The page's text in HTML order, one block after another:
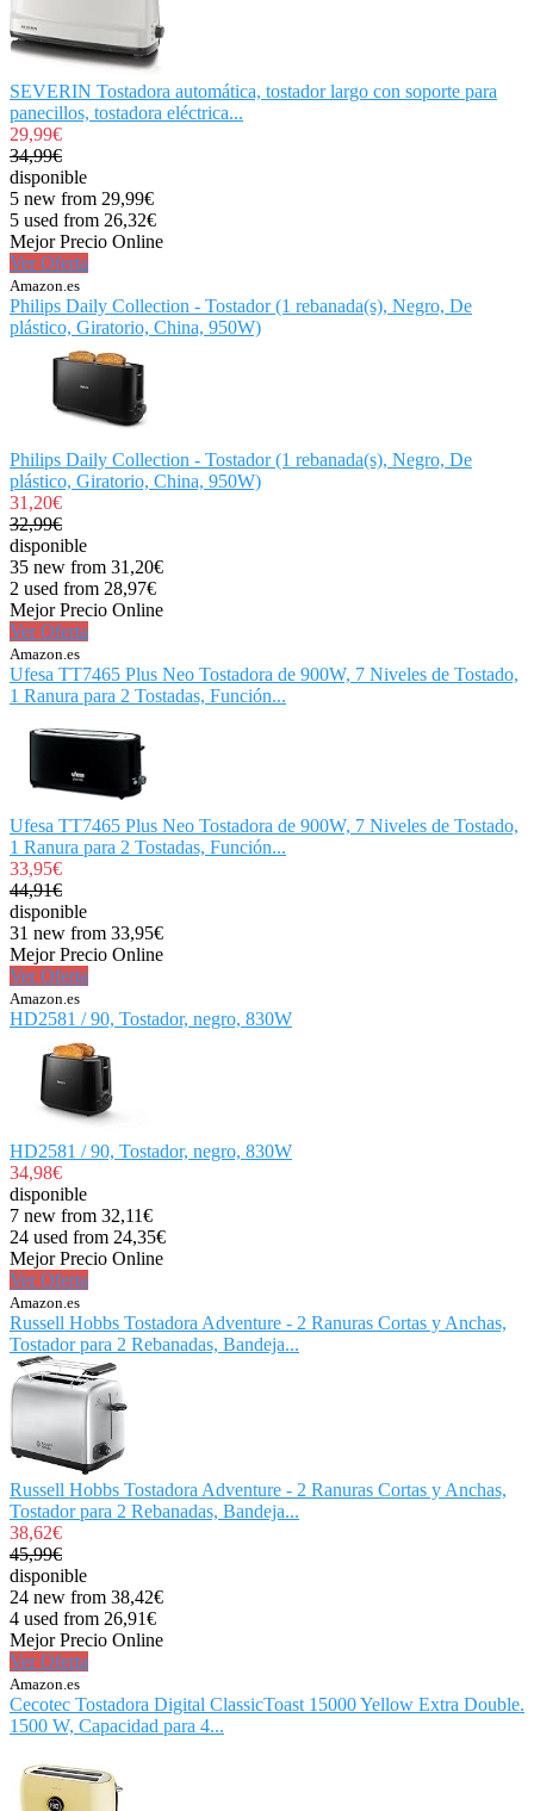
SEVERIN Tostadora automática, tostador largo con soporte para
panecillos, tostadora eléctrica...
29,99€
34,99€
disponible
5 new from 29,99€
5 used from 26,32€
Mejor Precio Online
Ver Oferta
Amazon.es
Philips Daily Collection - Tostador (1 rebanada(s), Negro, De
plástico, Giratorio, China, 950W)
Philips Daily Collection - Tostador (1 rebanada(s), Negro, De
plástico, Giratorio, China, 950W)
31,20€
32,99€
disponible
35 new from 31,20€
2 used from 28,97€
Mejor Precio Online
Ver Oferta
Amazon.es
Ufesa TT7465 Plus Neo Tostadora de 900W, 7 Niveles de Tostado,
1 Ranura para 2 Tostadas, Función...
Ufesa TT7465 Plus Neo Tostadora de 900W, 7 Niveles de Tostado,
1 Ranura para 2 Tostadas, Función...
33,95€
44,91€
disponible
31 new from 33,95€
Mejor Precio Online
Ver Oferta
Amazon.es
HD2581 / 90, Tostador, negro, 830W
HD2581 / 90, Tostador, negro, 830W
34,98€
disponible
7 new from 32,11€
24 used from 24,35€
Mejor Precio Online
Ver Oferta
Amazon.es
Russell Hobbs Tostadora Adventure - 2 Ranuras Cortas y Anchas,
Tostador para 2 Rebanadas, Bandeja...
Russell Hobbs Tostadora Adventure - 2 Ranuras Cortas y Anchas,
Tostador para 2 Rebanadas, Bandeja...
38,62€
45,99€
disponible
24 new from 38,42€
4 used from 26,91€
Mejor Precio Online
Ver Oferta
Amazon.es
Cecotec Tostadora Digital ClassicToast 15000 Yellow Extra Double.
1500 W, Capacidad para 4...